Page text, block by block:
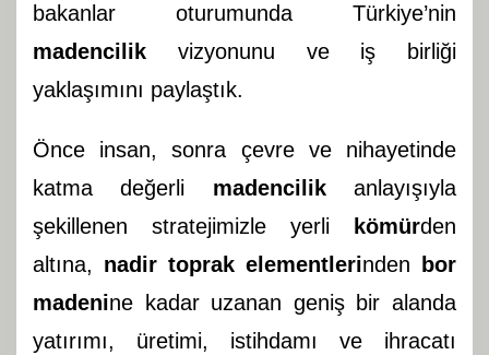
bakanlar oturumunda Türkiye’nin
madencilik vizyonunu ve iş birliği
yaklaşımını paylaştık.
Önce insan, sonra çevre ve nihayetinde
katma değerli madencilikanlayışıyla
şekillenen stratejimizle yerli
kömürden
altına, nadir toprak elementlerinden
bor
madenine kadar uzanan geniş bir alanda
yatırımı, üretimi, istihdamı ve ihracatı